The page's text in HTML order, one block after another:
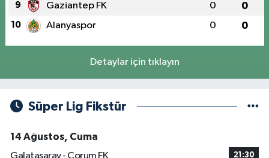
9 Gaziantep FK 0 0
10 Alanyaspor 0 0
Detaylar için tıklayın
Süper Lig Fikstür
14 Ağustos, Cuma
Galatasaray - Çorum FK
21:30